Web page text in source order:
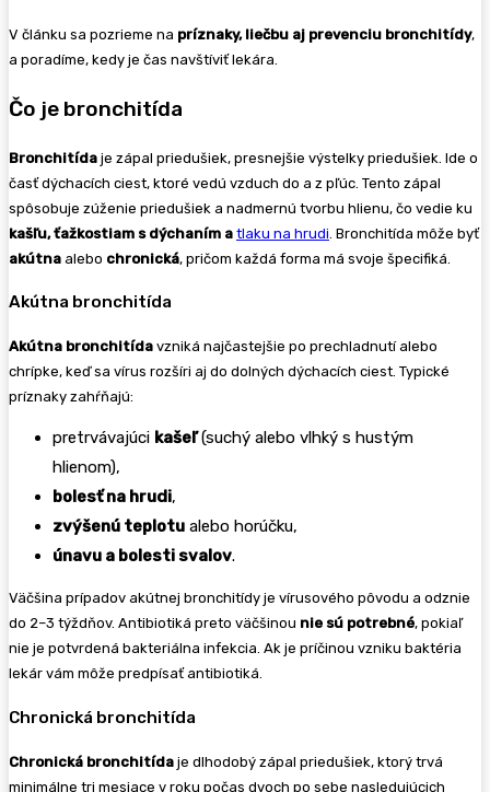
V článku sa pozrieme na príznaky, liečbu aj prevenciu bronchitídy,
a poradíme, kedy je čas navštíviť lekára.
Čo je bronchitída
Bronchitída je zápal priedušiek, presnejšie výstelky priedušiek. Ide o
časť dýchacích ciest, ktoré vedú vzduch do a z pľúc. Tento zápal
spôsobuje zúženie priedušiek a nadmernú tvorbu hlienu, čo vedie ku
kašľu, ťažkostiam s dýchaním a tlaku na hrudi. Bronchitída môže byť
akútna alebo chronická, pričom každá forma má svoje špecifiká.
Akútna bronchitída
Akútna bronchitída vzniká najčastejšie po prechladnutí alebo
chrípke, keď sa vírus rozšíri aj do dolných dýchacích ciest. Typické
príznaky zahŕňajú:
pretrvávajúci kašeľ(suchý alebo vlhký s hustým
hlienom),
bolesť na hrudi,
zvýšenú teplotu alebo horúčku,
únavu a bolesti svalov.
Väčšina prípadov akútnej bronchitídy je vírusového pôvodu a odznie
do 2–3 týždňov. Antibiotiká preto väčšinou nie sú potrebné, pokiaľ
nie je potvrdená bakteriálna infekcia. Ak je príčinou vzniku baktéria
lekár vám môže predpísať antibiotiká.
Chronická bronchitída
Chronická bronchitída je dlhodobý zápal priedušiek, ktorý trvá
minimálne tri mesiace v roku počas dvoch po sebe nasledujúcich